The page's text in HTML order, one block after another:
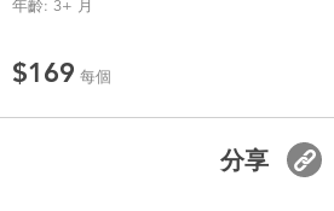
年齡: 3+ 月
$169 每個
分享